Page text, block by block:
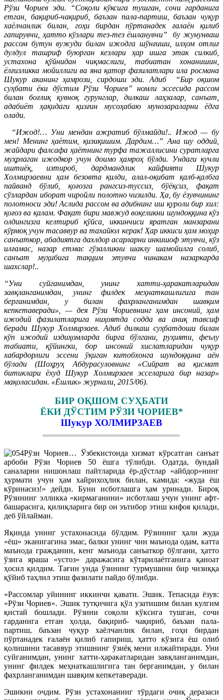
Рўзи Чориев эди. “Соқоли кўксига тушган, сочи гарданига
етган, бақириб-чақириб, баъзан пала-партиш, баъзан чуқур
хаёлчанлик билан, гоҳи бирдан пўртанадек ғалаён қилиб
гапирувчи, ҳатто кўзлари тез-тез ёшланувчи” бу жунунваш
рассом бутун вужуди билан ижодга шўнғиши, илҳом отлиғ
дулдул ташриф буюрган кезлари ҳар ишга этак силкиб,
устахона қўйнидан чиқмаслиги, табиатан хонанишин,
ёлғизликка мойиллиги ва яна қатор фазилатлари ила росмана
Шукур аканинг ҳамрози, сирдоши эди. Адиб “Бир оқшом
суҳбати ёки дўстим Рўзи Чориев” номли эссесида рассом
билан боғлиқ қувноқ гурунглар, дилкаш лаҳзалар, санъат,
адабиёт ҳақидаги қизғин мусоҳабаю мунозараларни ёдга
олади.
“Ижод!… Уни мендан ажратиб бўлмайди!.. Ижод — бу
мен! Менинг ҳаётим, қизиқишим. Дардим…” Ана шу оддий,
жайдари фалсафа ҳаётнинг турфа тажаллисини суратларга
муҳрлаган ижодкор учун доимо ҳамроҳ бўлди. Ундаги кучли
иштиёқ, изтироб, дардмандлик кайфияти Шукур
Холмирзаевни ҳам безовта қилди, алал-оқибат қалб-қалбга
пайванд бўлиб, қоғозга рангсиз-туссиз, бўёқсиз, фақат
сўзлардан иборат чиройли полотно чизилди. Ҳа, бу ёзувчининг
полотноси эди! Аслида рассом ва адибнинг иш қуроли бир хил:
қоғоз ва қалам. Фақат бири мавжуд воқеликни шундоққина кўз
олдингизга келтириб қўйса, иккинчиси яратган манзарани
кўрмоқ учун тасаввур ва тахайюл керак! Ҳар иккиси ҳам моҳир
санъаткор, абадиятга дахлдор асарларни инкишоф этувчи, кўз
илғамас, назар етмас гўзалликни шаклу шамойилга солиб,
санъат муҳибига тақцим этувчи чинакам назаркарда
шахслар!..
“Уни суйганимдан, унинг хатти-ҳаракатларидан
завқланганимдан, унинг филдек меҳнаткашлигига тан
берганимдан, у билан фахрланганимдан шавқим
кепкетаверади», — дея Рўзи Чориевнинг ҳам инсоний, ҳам
ижодий фазилатларига ниҳоятда содда ва аниқ тавсиф
беради Шукур Холмирзаев. Адиб дилкаш суҳбатдоши билан
кўп ижодий издиҳомларда бирга бўлгани, руҳияти, феълу
табиати, қўйингки, бор инсоний хислатларидан чуқур
хабардорлиги эссени ўқиган китобхонга шундоққина аён
бўлади (Шоҳруҳ Абдурасуловнинг «Сийрат ва қисмат
битиклари ёхуд Шукур Холмирзаев эсселарига бир назар»
мақоласидан. «Ёшлик» журнали, 2015/06).
БИР ОҚШОМ СУҲБАТИ
ЁКИ ДЎСТИМ РЎЗИ ЧОРИЕВ*
Шукур ХОЛМИРЗАЕВ
Рўзи Чориев… Ўзбекистонда хизмат кўрсатган санъат
арбоби Рўзи Чориев 50 ёшга тўлибди. Одатда, бундай
саналарни нишонлаш пайтларида ёр-дўстлар «айбдор»нинг
ҳурмати учун ҳам хайрихоҳлик билан, камида: «жуда ёш
кўринасиз!» дейди. Буни исботлашга ҳам уринади. Бироқ
Рўзининг элликка «кирмаганини» исботлаш учун унинг афт-
башарасига, қилиқларига бир он эътибор этиш кифоя қилади,
деб ўйлайман.
Яқинда унинг устахонасида бўлдим. Рўзининг ҳали жуда
«ёш» эканигагина эмас, балки унинг чин маънода одам, катта
маънода гражданин, кенг маънода санъаткор бўлгани, ҳатто
ўзига яраша «устоз» даражасига кўтарилаётганига қаноат
ҳосил қилдим. Тағин унда ўзининг турмушини бир чизиққа
қўйиб таҳлил этиш фазилати пайдо бўлибди.
«Рассомлар уйининг иккинчи қавати. Эшик. Тепасида ёзув:
«Рўзи Чориев». Эшик тутқичига қўл узатишим билан кулгим
қистай бошлади. Рўзини соқоли кўксига тушган, сочи
гарданига етган ҳолда, бақириб- чақириб, баъзан пала-
партиш, баъзан чуқур хаёлчанлик билан, гоҳи бирдан
пўртанадек ғалаён қилиб гапириш, ҳатто кўзига ёш олиб
қолишини тасаввур этишнинг ўзиёқ мени илжайтиради. Уни
суйганимдан, унинг хатти-ҳаракатларидан завқланганимдан,
унинг филдек меҳнаткашлигига тан берганимдан, у билан
фахрланганимдан шавқим кепкетаверади.
Эшикни очдим. Рўзи устахонанинг тўрдаги очиқ деразаси